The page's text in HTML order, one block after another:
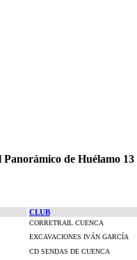
de Huélamo
CLUB
CORRETRAIL CUENCA
EXCAVACIONES IVÁN GARCÍA
CD SENDAS DE CUENCA